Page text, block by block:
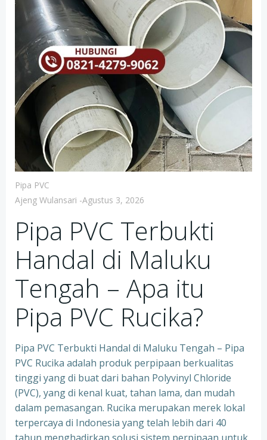
Pipa PVC
Ajeng Wulansari -Agustus 3, 2026
Pipa PVC Terbukti
Handal di Maluku
Tengah – Apa itu
Pipa PVC Rucika?
Pipa PVC Terbukti Handal di Maluku Tengah – Pipa
PVC Rucika adalah produk perpipaan berkualitas
tinggi yang di buat dari bahan Polyvinyl Chloride
(PVC), yang di kenal kuat, tahan lama, dan mudah
dalam pemasangan. Rucika merupakan merek lokal
terpercaya di Indonesia yang telah lebih dari 40